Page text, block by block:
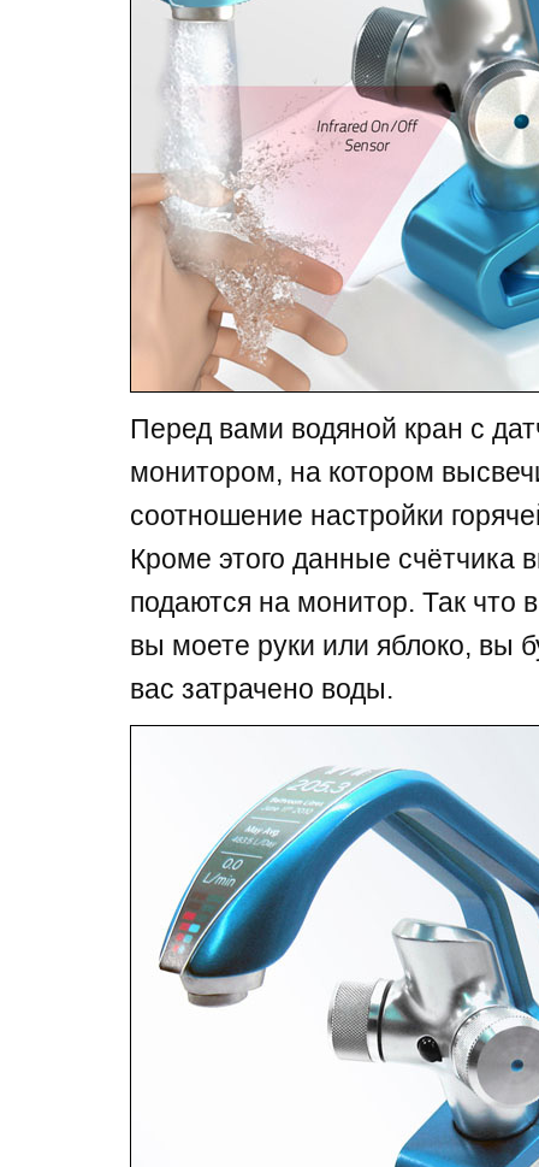
Перед вами водяной кран с
монитором, на котором
соотношение настройки
Кроме этого данные счётчика
подаются на монитор. Так что
вы моете руки или яблоко, вы
вас затрачено воды.